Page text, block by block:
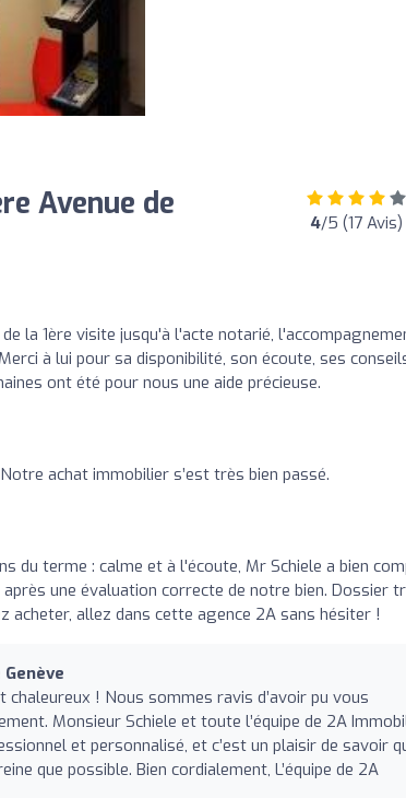
Avenue de
4/5 (17 Avis)
la 1ère visite jusqu'à l'acte notarié,
à lui pour sa disponibilité, son écoute, ses
ont été pour nous une aide précieuse.
achat immobilier s’est très bien passé.
du terme : calme et à l'écoute, Mr Schiele a bien
une évaluation correcte de notre bien. Dossier
acheter, allez dans cette agence 2A sans hésiter !
! Nous sommes ravis d’avoir pu vous
Monsieur Schiele et toute l’équipe de 2A
et personnalisé, et c’est un plaisir de savoir
que possible. Bien cordialement, L’équipe de 2A